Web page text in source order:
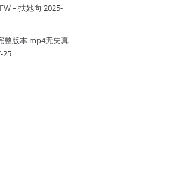
– 扶她向 2025-
整版本 mp4无失真
25